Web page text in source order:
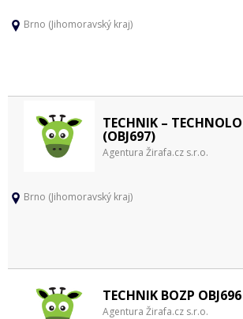
Brno (Jihomoravský kraj)
TECHNIK –
(OBJ697)
Agentura Žirafa.cz s.r.o.
Brno (Jihomoravský kraj)
TECHNIK BOZP OBJ696
Agentura Žirafa.cz s.r.o.